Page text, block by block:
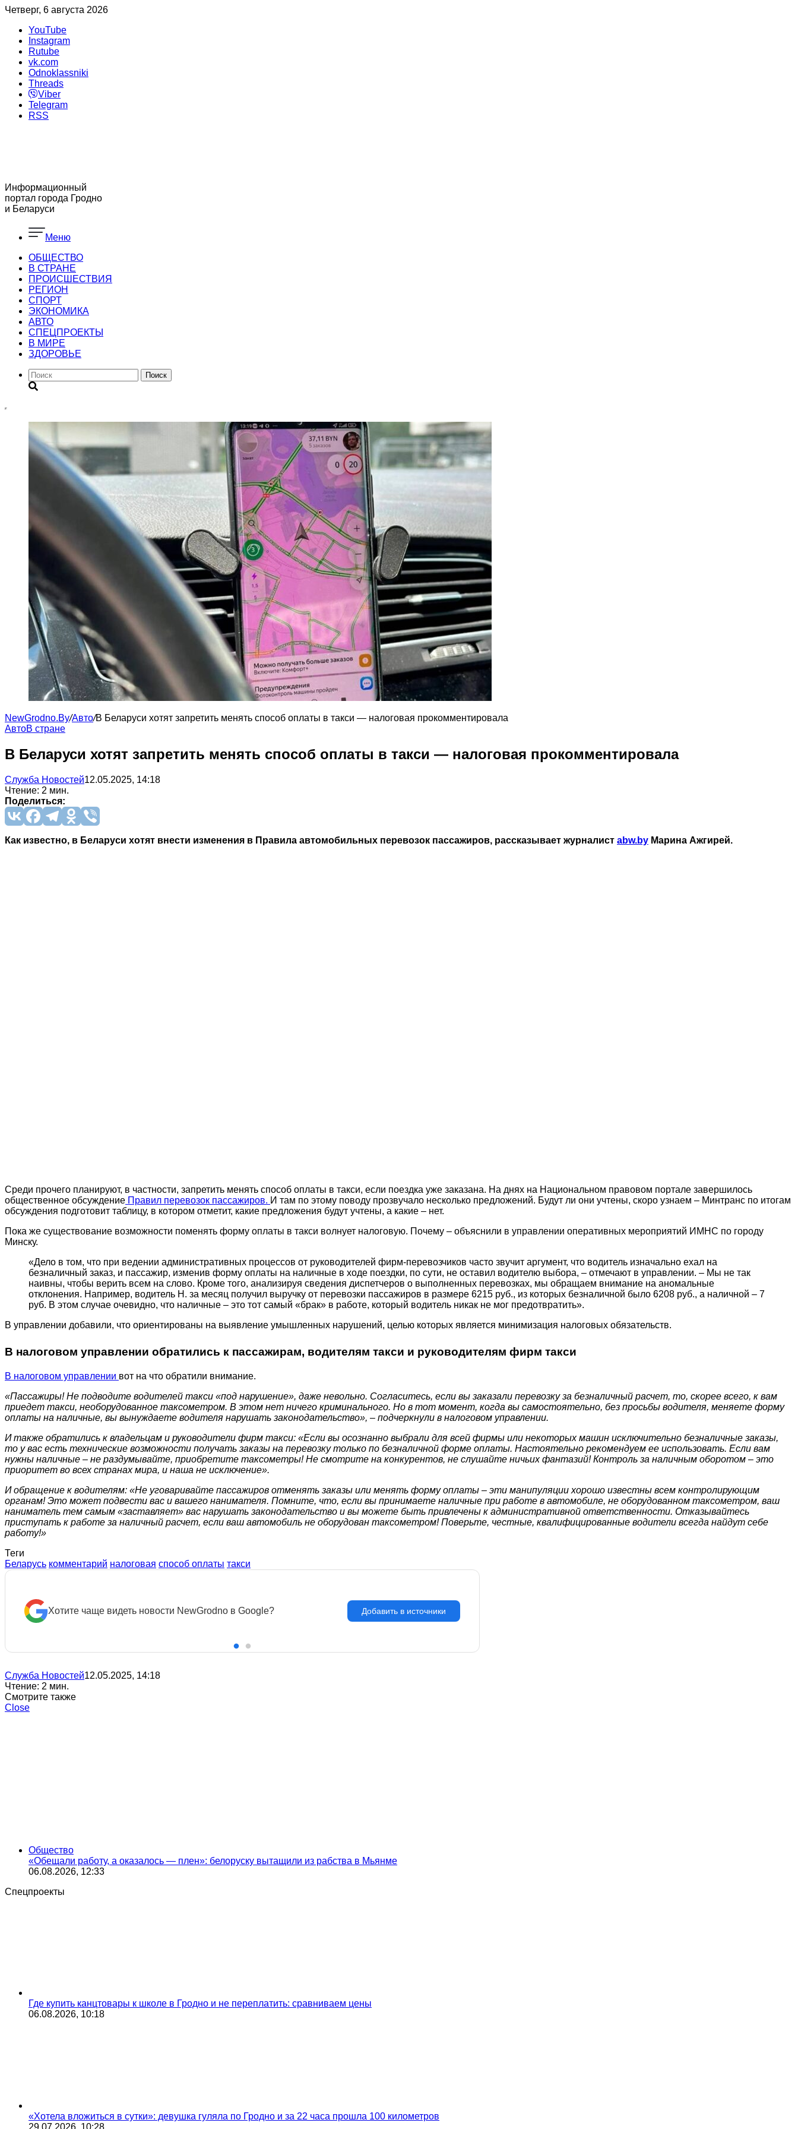
Четверг, 6 августа 2026
YouTube
Instagram
Rutube
vk.com
Odnoklassniki
Threads
Viber
Telegram
RSS
Информационный
портал города Гродно
и Беларуси
Меню
ОБЩЕСТВО
В СТРАНЕ
ПРОИСШЕСТВИЯ
РЕГИОН
CПОРТ
ЭКОНОМИКА
АВТО
СПЕЦПРОЕКТЫ
В МИРЕ
ЗДОРОВЬЕ
Поиск
NewGrodno.By/Авто/В Беларуси хотят запретить менять способ оплаты в такси — налоговая прокомментировала
АвтоВ стране
В Беларуси хотят запретить менять способ оплаты в такси — налоговая прокомментировала
Служба Новостей12.05.2025, 14:18
Чтение: 2 мин.
Поделиться:
Как известно, в Беларуси хотят внести изменения в Правила автомобильных перевозок пассажиров, рассказывает журналист abw.by Марина Ажгирей.
Среди прочего планируют, в частности, запретить менять способ оплаты в такси, если поездка уже заказана. На днях на Национальном правовом портале завершилось
общественное обсуждение Правил перевозок пассажиров. И там по этому поводу прозвучало несколько предложений. Будут ли они учтены, скоро узнаем – Минтранс по итогам
обсуждения подготовит таблицу, в котором отметит, какие предложения будут учтены, а какие – нет.
Пока же существование возможности поменять форму оплаты в такси волнует налоговую. Почему – объяснили в управлении оперативных мероприятий ИМНС по городу
Минску.
«Дело в том, что при ведении административных процессов от руководителей фирм-перевозчиков часто звучит аргумент, что водитель изначально ехал на
безналичный заказ, и пассажир, изменив форму оплаты на наличные в ходе поездки, по сути, не оставил водителю выбора, – отмечают в управлении. – Мы не так
наивны, чтобы верить всем на слово. Кроме того, анализируя сведения диспетчеров о выполненных перевозках, мы обращаем внимание на аномальные
отклонения. Например, водитель Н. за месяц получил выручку от перевозки пассажиров в размере 6215 руб., из которых безналичной было 6208 руб., а наличной – 7
руб. В этом случае очевидно, что наличные – это тот самый «брак» в работе, который водитель никак не мог предотвратить».
В управлении добавили, что ориентированы на выявление умышленных нарушений, целью которых является минимизация налоговых обязательств.
В налоговом управлении обратились к пассажирам, водителям такси и руководителям фирм такси
В налоговом управлении вот на что обратили внимание.
«Пассажиры! Не подводите водителей такси «под нарушение», даже невольно. Согласитесь, если вы заказали перевозку за безналичный расчет, то, скорее всего, к вам
приедет такси, необорудованное таксометром. В этом нет ничего криминального. Но в тот момент, когда вы самостоятельно, без просьбы водителя, меняете форму
оплаты на наличные, вы вынуждаете водителя нарушать законодательство», – подчеркнули в налоговом управлении.
И также обратились к владельцам и руководители фирм такси: «Если вы осознанно выбрали для всей фирмы или некоторых машин исключительно безналичные заказы,
то у вас есть технические возможности получать заказы на перевозку только по безналичной форме оплаты. Настоятельно рекомендуем ее использовать. Если вам
нужны наличные – не раздумывайте, приобретите таксометры! Не смотрите на конкурентов, не слушайте ничьих фантазий! Контроль за наличным оборотом – это
приоритет во всех странах мира, и наша не исключение».
И обращение к водителям: «Не уговаривайте пассажиров отменять заказы или менять форму оплаты – эти манипуляции хорошо известны всем контролирующим
органам! Это может подвести вас и вашего нанимателя. Помните, что, если вы принимаете наличные при работе в автомобиле, не оборудованном таксометром, ваш
наниматель тем самым «заставляет» вас нарушать законодательство и вы можете быть привлечены к административной ответственности. Отказывайтесь
приступать к работе за наличный расчет, если ваш автомобиль не оборудован таксометром! Поверьте, честные, квалифицированные водители всегда найдут себе
работу!»
Теги
Беларусь комментарий налоговая способ оплаты такси
Хотите чаще видеть новости NewGrodno в Google? Добавить в источники
Служба Новостей12.05.2025, 14:18
Чтение: 2 мин.
Смотрите также
Close
Общество
«Обещали работу, а оказалось — плен»: белоруску вытащили из рабства в Мьянме
06.08.2026, 12:33
Спецпроекты
Где купить канцтовары к школе в Гродно и не переплатить: сравниваем цены
06.08.2026, 10:18
«Хотела вложиться в сутки»: девушка гуляла по Гродно и за 22 часа прошла 100 километров
29.07.2026, 10:28